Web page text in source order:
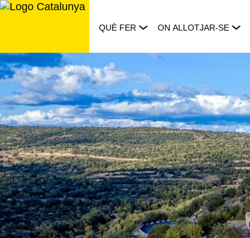
Saltar
QUÈ FER ON ALLOTJAR-SE